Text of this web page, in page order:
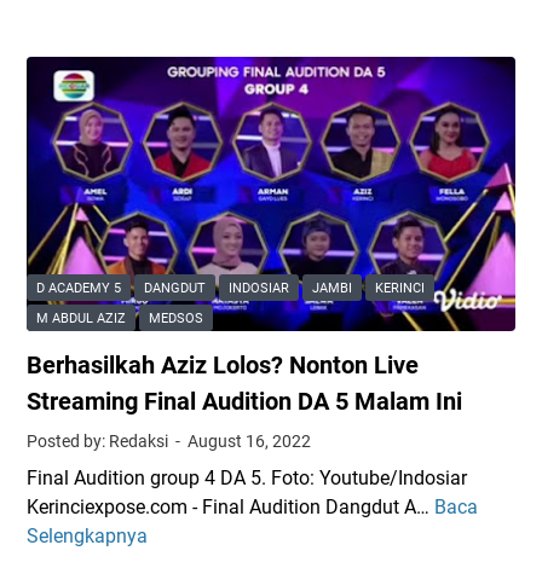
e
k
t
a
b
i
l
i
t
s
,
m
p
l
A
u
d
i
t
i
o
n
D
A
5
S
o
i
D ACADEMY 5 DANGDUT INDOSIAR JAMBI
KERINCI
M ABDUL AZIZ
MEDSOS
Berhasilkah Aziz Lolos? Nonton Live
Streaming Final Audition DA 5 Malam Ini
Posted by: Redaksi August 16, 2022
Final Audition group 4 DA 5. Foto: Youtube/Indosiar
Kerinciexpose.com - Final Audition Dangdut A… Baca
Selengkapnya
B